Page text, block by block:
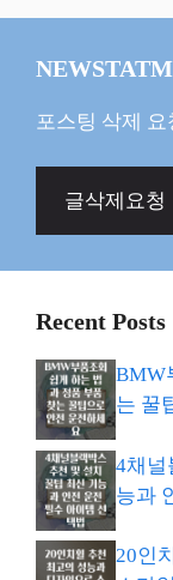
포스팅 삭제
글삭제요청
Recent Posts
BMW
는 꿀
4채널
능과
20인